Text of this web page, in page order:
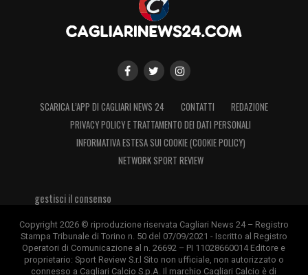
dei miei connazionali nella rosa del Cagliari»
scelto di allenare ed hai vissuto delle
Maldonado, Club Atlético Cerro e nella
squadra in cui sei cresciuto, il Nacional. Ora
cosa vorresti fare?
tantissimo poter lavorare per il Cagliari!
Potrei fare delle cose dall’Uruguay, ma potrei
anche tornare in Sardegna. Per me non
SCARICA L’APP DI CAGLIARI NEWS 24 CONTATTI
REDAZIONE
PRIVACY POLICY E TRATTAMENTO DEI DATI PERSONALI
INFORMATIVA ESTESA SUI COOKIE (COOKIE POLICY)
NETWORK SPORT REVIEW
gestisci il consenso
Copyright 2026 © riproduzione riservata Cagliari News 24 – Registro
Stampa Tribunale di Torino n. 50 del 07/09/2021 - Iscritto al Registro
Operatori di Comunicazione al n. 26692 – PI 11028660014 Editore e
proprietario: Sport Review S.r.l Sito non ufficiale, non autorizzato o
connesso a Cagliari Calcio S.p.A. Il marchio Cagliari Calcio è di